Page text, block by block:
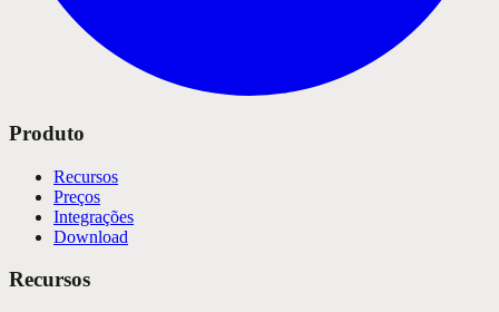
Produto
Recursos
Preços
Integrações
Download
Recursos